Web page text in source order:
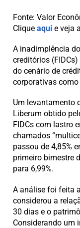
Fonte: Valor
Clique aqui e veja
A inadimplência
creditórios
do cenário de
corporativas
Um levantamento
Liberum obtido
FIDCs com lastro
chamados
passou de 4,85%
primeiro bimestre
para 6,99%.
A análise foi feita
considerou a
30 dias e o
Considerando um